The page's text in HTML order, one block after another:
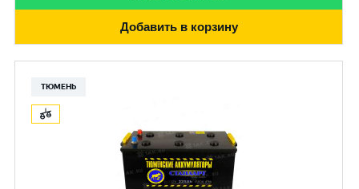
Добавить в корзину
ТЮМЕНЬ